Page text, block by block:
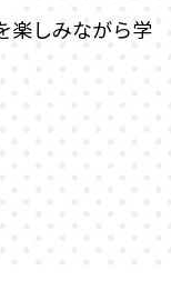
楽しみながら学